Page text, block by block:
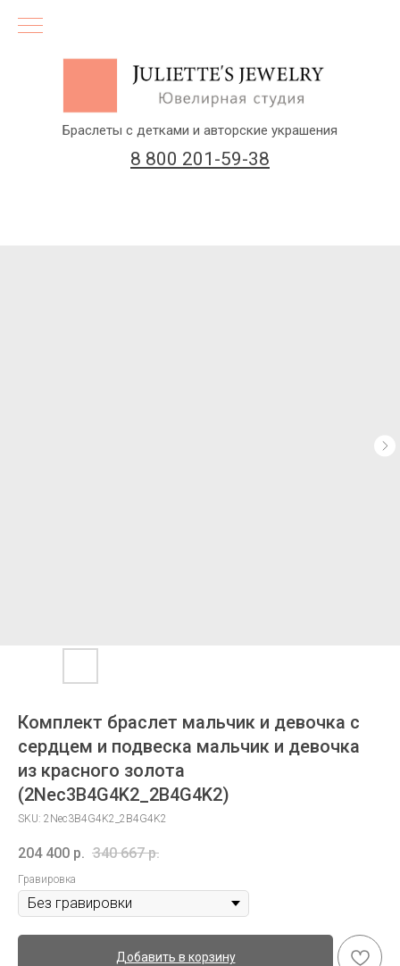
8 800 201-59-38
Браслеты с детками и авторские украшения
Комплект браслет мальчик и девочка с
сердцем и подвеска мальчик и девочка
из красного золота
(2Nec3B4G4K2_2B4G4K2)
SKU: 2Nec3B4G4K2_2B4G4K2
204 400 р. 340 667 р.
Гравировка
Добавить в корзину